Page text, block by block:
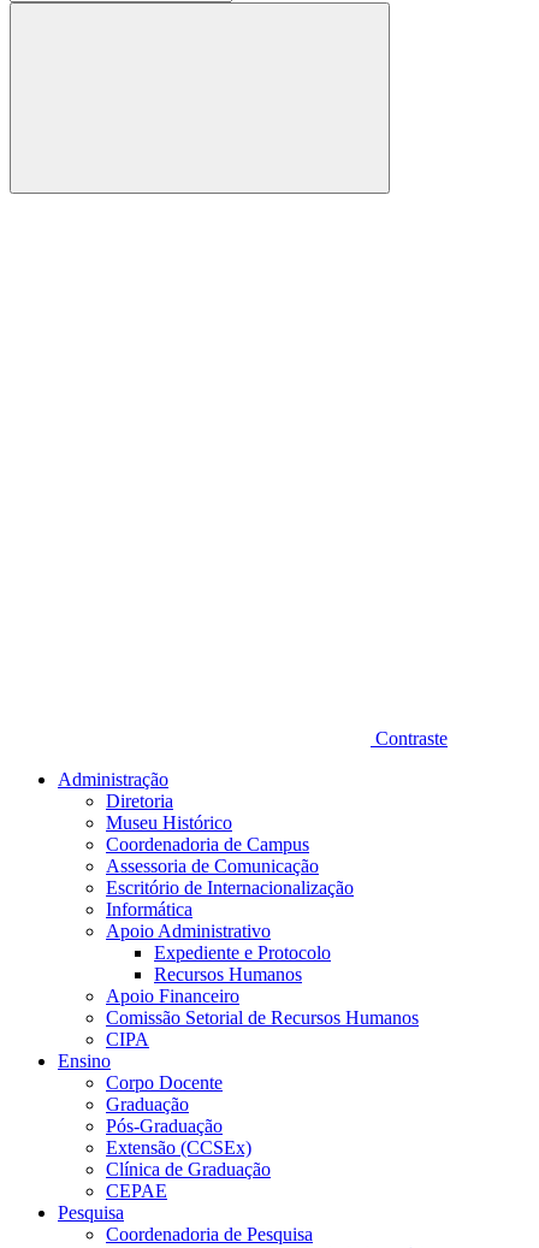
Buscar
Contraste
Administração
Diretoria
Museu Histórico
Coordenadoria de Campus
Assessoria de Comunicação
Escritório de Internacionalização
Informática
Apoio Administrativo
Expediente e Protocolo
Recursos Humanos
Apoio Financeiro
Comissão Setorial de Recursos Humanos
CIPA
Ensino
Corpo Docente
Graduação
Pós-Graduação
Extensão (CCSEx)
Clínica de Graduação
CEPAE
Pesquisa
Coordenadoria de Pesquisa